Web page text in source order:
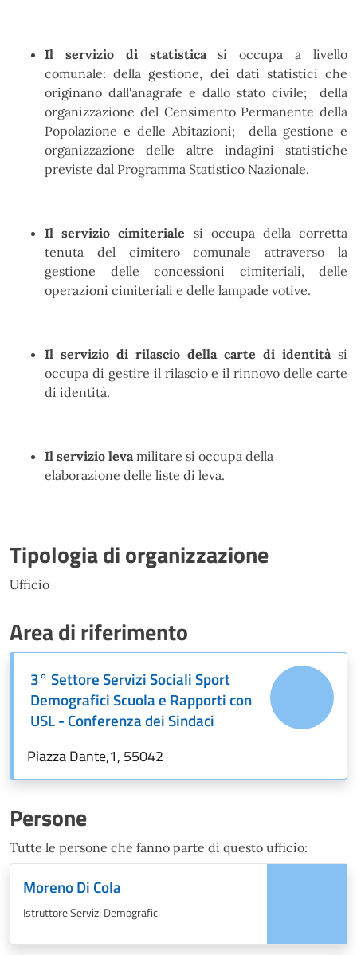
Il servizio di statisticasi occupa a livello
comunale: della gestione, dei dati statistici che
originano dall'anagrafe e dallo stato civile; della
organizzazione del Censimento Permanente della
Popolazione e delle Abitazioni; della gestione e
organizzazione delle altre indagini statistiche
previste dal Programma Statistico Nazionale.
Il servizio cimiteriale si occupa della corretta
tenuta del cimitero comunale attraverso la
gestione delle concessioni cimiteriali, delle
operazioni cimiteriali e delle lampade votive.
Il servizio di rilascio della carte di identitàsi
occupa di gestire il rilascio e il rinnovo delle carte
di identità.
Il servizio levamilitare si occupa della
elaborazione delle liste di leva.
Tipologia di organizzazione
Ufficio
Area di riferimento
3° Settore Servizi Sociali Sport
Demografici Scuola e Rapporti con
USL - Conferenza dei Sindaci
Piazza Dante,1, 55042
Persone
Tutte le persone che fanno parte di questo ufficio:
Moreno Di Cola
Istruttore Servizi Demografici